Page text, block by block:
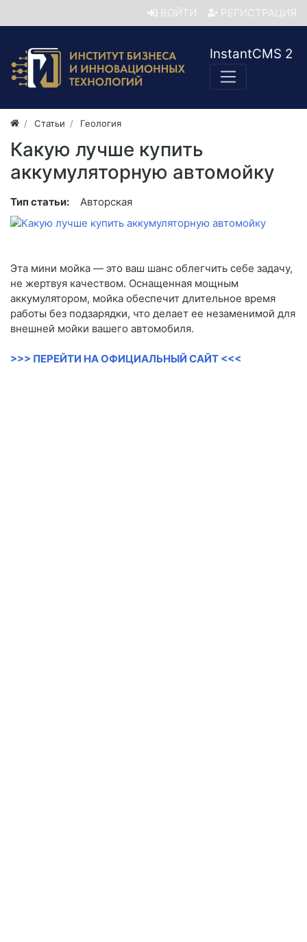
ВОЙТИ РЕГИСТРАЦИЯ
InstantCMS 2
Статьи Геология
Какую лучше купить
аккумуляторную автомойку
Тип статьи: Авторская
Эта мини мойка — это ваш шанс облегчить себе задачу,
не жертвуя качеством. Оснащенная мощным
аккумулятором, мойка обеспечит длительное время
работы без подзарядки, что делает ее незаменимой для
внешней мойки вашего автомобиля.
>>> ПЕРЕЙТИ НА ОФИЦИАЛЬНЫЙ САЙТ <<<